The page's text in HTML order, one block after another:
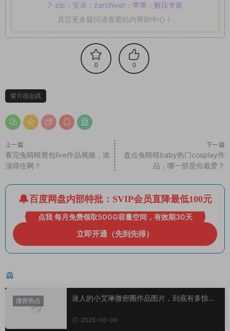
7-zip；安卓：zarchiver；苹果：解压专家
其它更多疑问请查看站内帮助中心！
0 0
紫月很会跳
上一篇
看完兔晴晴鹿包live作品视频，谁
顶得住啊？
下一篇
盘点兔晴晴baby热门cosplay作
品，哪一部是你最爱？
百度网盘内部特批：SVIP会员直降最低100元
点我 每月免费领取500G容量空间，有效期30天
立即开通（先到先得）
微密热点
迷人的小艾琳微密圈作品图片，到底有多惊
2026-08-06